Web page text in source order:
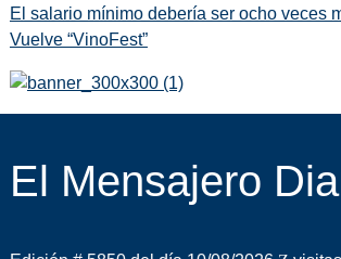
El salario mínimo debería ser ocho veces
Vuelve “VinoFest”
El Mensajero